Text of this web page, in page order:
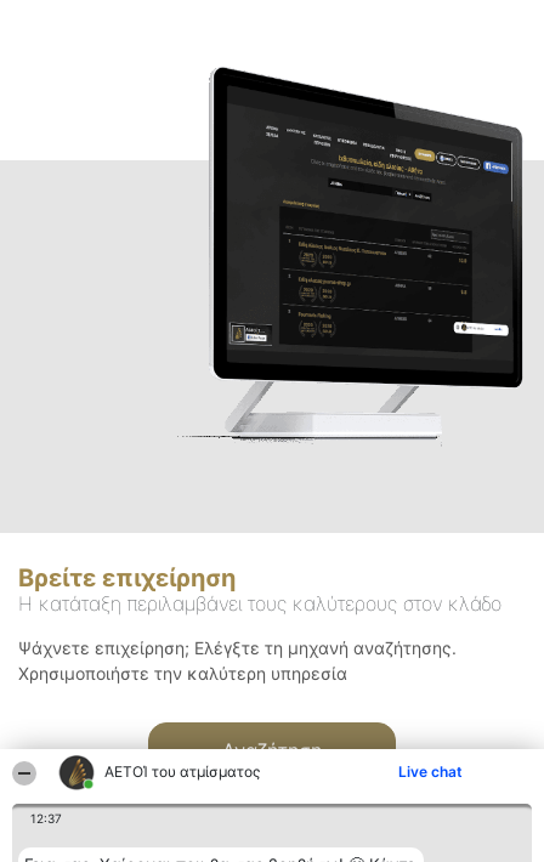
ΑΕΤΟΊ του ατμίσματος Live chat
12:37
Βρείτε επιχείρηση
Η κατάταξη περιλαμβάνει τους καλύτερους στον κλάδο
Ψάχνετε επιχείρηση; Ελέγξτε τη μηχανή αναζήτησης.
Χρησιμοποιήστε την καλύτερη υπηρεσία
Αναζήτηση